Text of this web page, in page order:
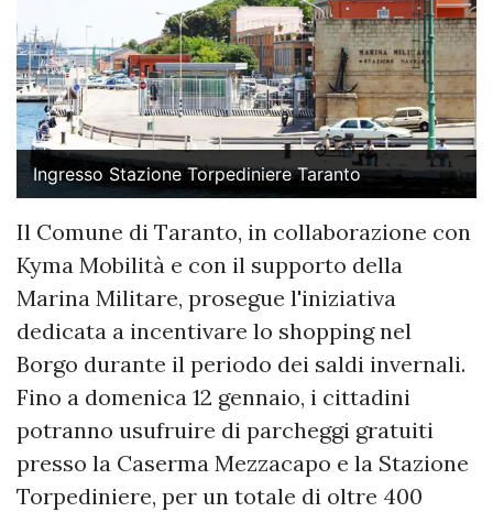
Ingresso Stazione Torpediniere Taranto
Il Comune di Taranto, in collaborazione con
Kyma Mobilità e con il supporto della
Marina Militare, prosegue l'iniziativa
dedicata a incentivare lo shopping nel
Borgo durante il periodo dei saldi invernali.
Fino a domenica 12 gennaio, i cittadini
potranno usufruire di parcheggi gratuiti
presso la Caserma Mezzacapo e la Stazione
Torpediniere, per un totale di oltre 400